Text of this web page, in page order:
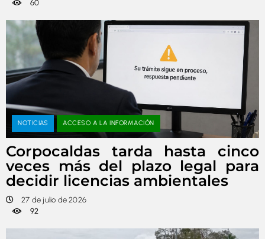
60
NOTICIAS ACCESO A LA INFORMACIÓN
Corpocaldas tarda hasta cinco
veces más del plazo legal para
decidir licencias ambientales
27 de julio de 2026
92